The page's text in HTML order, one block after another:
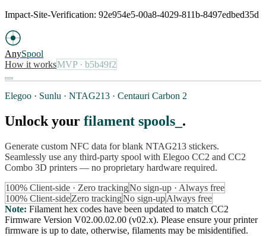
Impact-Site-Verification: 92e954e5-00a8-4029-811b-8497edbed35d
AnySpool
How it worksMVP· b5b49f2
Elegoo · Sunlu · NTAG213 · Centauri Carbon 2
Unlock your filament spools .
Generate custom NFC data for blank NTAG213 stickers.
Seamlessly use any third-party spool with Elegoo CC2 and CC2
Combo 3D printers — no proprietary hardware required.
100% Client-side · Zero trackingNo sign-up · Always free
100% Client-sideZero trackingNo sign-upAlways free
Note: Filament hex codes have been updated to match CC2
Firmware Version V02.00.02.00 (v02.x). Please ensure your printer
firmware is up to date, otherwise, filaments may be misidentified.